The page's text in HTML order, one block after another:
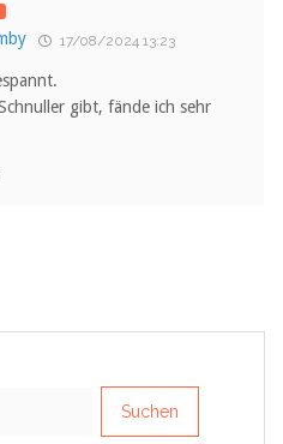
17/08/2024 13:23
gibt, fände ich sehr